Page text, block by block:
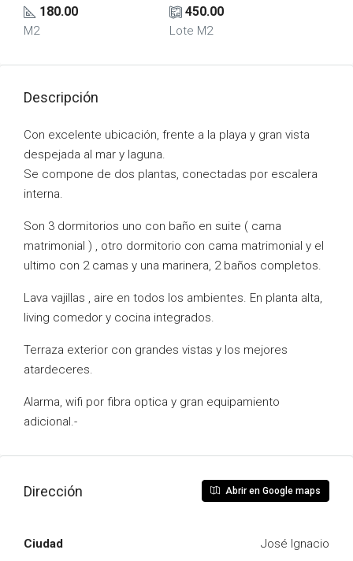
180.00
M2
450.00
Lote M2
Descripción
Con excelente ubicación, frente a la playa y gran vista
despejada al mar y laguna.
Se compone de dos plantas, conectadas por escalera
interna.
Son 3 dormitorios uno con baño en suite ( cama
matrimonial ) , otro dormitorio con cama matrimonial y el
ultimo con 2 camas y una marinera, 2 baños completos.
Lava vajillas , aire en todos los ambientes. En planta alta,
living comedor y cocina integrados.
Terraza exterior con grandes vistas y los mejores
atardeceres.
Alarma, wifi por fibra optica y gran equipamiento
adicional.-
Dirección Abrir en Google maps
Ciudad José Ignacio